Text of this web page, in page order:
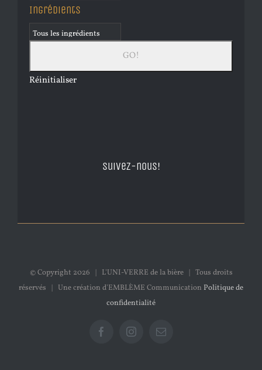
Ingrédients
Réinitialiser
Suivez-nous!
© Copyright 2026 | L'UNI-VERRE de la bière | Tous droits
réservés | Une création d'EMBLÈME Communication Politique de
confidentialité
FacebookInstagramEmail